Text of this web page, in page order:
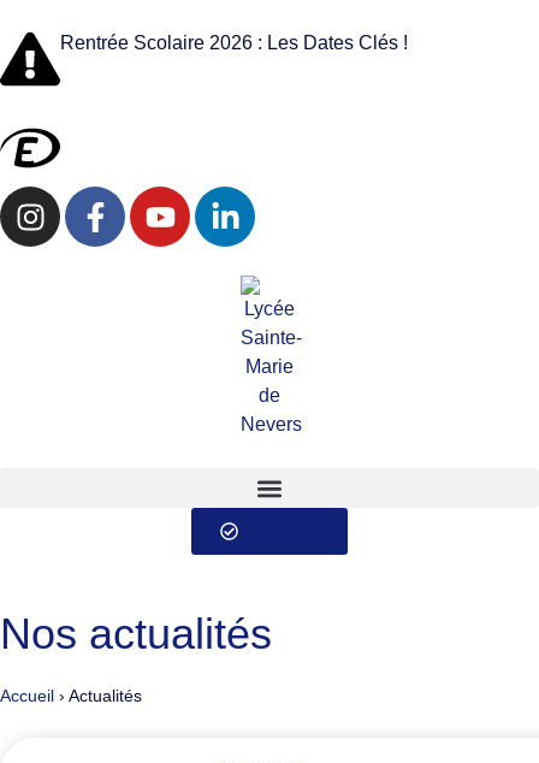
Rentrée Scolaire 2026 : Les Dates Clés !
Nos actualités
Accueil › Actualités